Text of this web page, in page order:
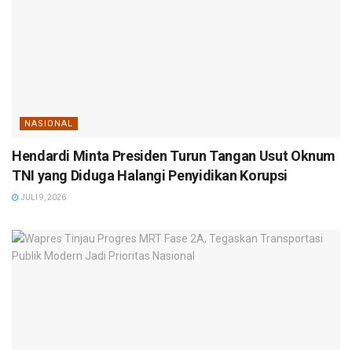
NASIONAL
Hendardi Minta Presiden Turun Tangan Usut Oknum
TNI yang Diduga Halangi Penyidikan Korupsi
JULI 9, 2026